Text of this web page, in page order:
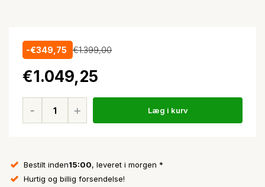
-€349,75 €1.399,00
€1.049,25
Læg i kurv
Bestilt inden15:00, leveret i morgen *
Hurtig og billig forsendelse!